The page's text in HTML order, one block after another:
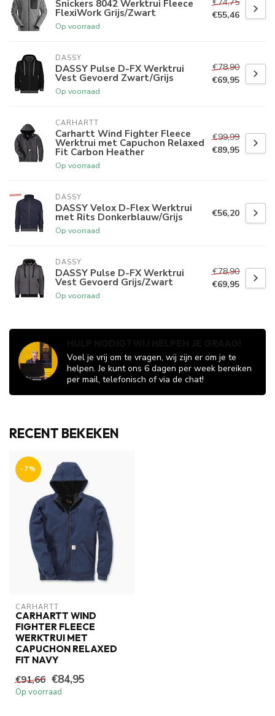
Snickers 8042 Werktrui Fleece
FlexiWork Grijs/Zwart
Op voorraad
€55,46
DASSY
DASSY Pulse D-FX Werktrui
Vest Gevoerd Zwart/Grijs
Op voorraad
€78,90
€69,95
CARHARTT
Carhartt Wind Fighter Fleece
Werktrui met Capuchon Relaxed
Fit Carbon Heather
Op voorraad
€99,99
€89,95
DASSY
DASSY Velox D-Flex Werktrui
met Rits Donkerblauw/Grijs
Op voorraad
€56,20
DASSY
DASSY Pulse D-FX Werktrui
Vest Gevoerd Grijs/Zwart
Op voorraad
€78,90
€69,95
Voel je vrij om te vragen, wij zijn er om je te
helpen. Je kunt ons 6 dagen per week bereiken
per mail, telefonisch of via de chat!
RECENT BEKEKEN
-7%
CARHARTT
CARHARTT WIND
FIGHTER FLEECE
WERKTRUI MET
CAPUCHON RELAXED
FIT NAVY
€91,66 €84,95
Op voorraad